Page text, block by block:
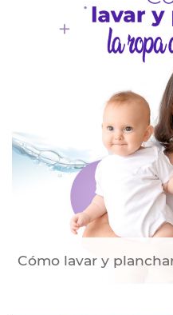
Cómo lavar y